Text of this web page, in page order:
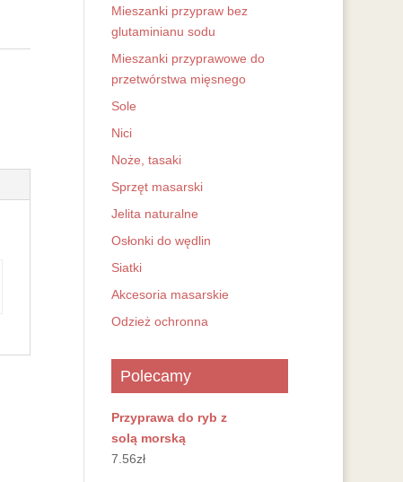
Mieszanki przypraw bez
glutaminianu sodu
Mieszanki przyprawowe do
przetwórstwa mięsnego
Sole
Nici
Noże, tasaki
Sprzęt masarski
Jelita naturalne
Osłonki do wędlin
Siatki
Akcesoria masarskie
Odzież ochronna
Polecamy
Przyprawa do ryb z
solą morską
7.56zł